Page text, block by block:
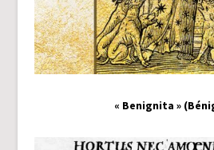
« Benignita »